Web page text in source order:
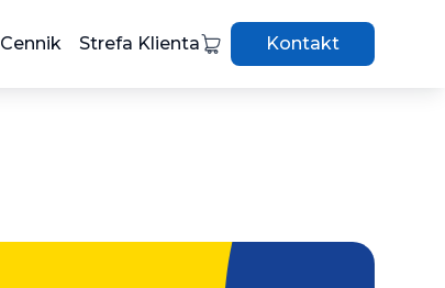
Cennik Strefa Klienta Kontakt